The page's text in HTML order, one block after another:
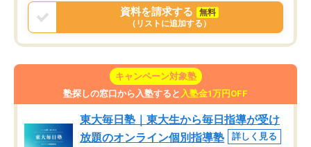
資料を請求する
無料
（リストに追加する）
キャンペーン対象塾
塾探しの窓口から入塾すると 入塾金1万円OFF
東大毎日塾｜東大生から毎日指導が受け
放題のオンライン個別指導塾
詳しく見る